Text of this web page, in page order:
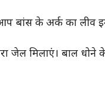
के अर्क का लीव इन
जेल मिलाएं। बाल